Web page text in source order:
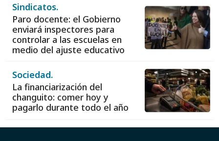
Sindicatos.
Paro docente: el Gobierno
enviará inspectores para
controlar a las escuelas en
medio del ajuste educativo
Sociedad.
La financiarización del
changuito: comer hoy y
pagarlo durante todo el año